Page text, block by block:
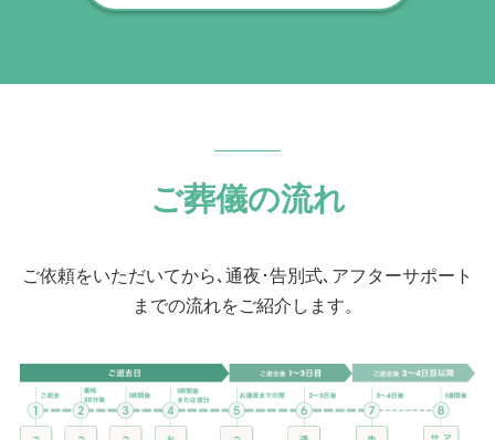
ご葬儀の流れ
ご依頼をいただいてから､通夜･告別式､アフターサポート
までの流れをご紹介します。